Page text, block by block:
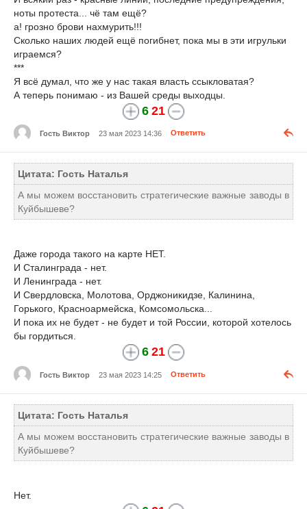
ноты протеста... чё там ещё?
а! грозно брови нахмурить!!!
Сколько наших людей ещё погибнет, пока мы в эти игрульки
играемся?
***
Я всё думал, что же у нас такая власть ссыкловатая?
А теперь понимаю - из Вашей среды выходцы.
6 21
Гость Виктор 23 мая 2023 14:36 Ответить
Цитата: Гость Наталья
А мы можем восстановить стратегические важные заводы в
Куйбышеве?
Даже города такого на карте НЕТ.
И Сталинграда - нет.
И Ленинграда - нет.
И Свердловска, Молотова, Орджоникидзе, Калинина,
Горького, Красноармейска, Комсомольска...
И пока их не будет - не будет и той России, которой хотелось
бы гордиться.
6 21
Гость Виктор 23 мая 2023 14:25 Ответить
Цитата: Гость Наталья
А мы можем восстановить стратегические важные заводы в
Куйбышеве?
Нет.